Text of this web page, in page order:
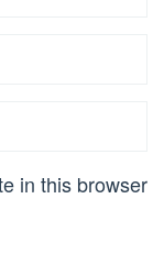
in this browser